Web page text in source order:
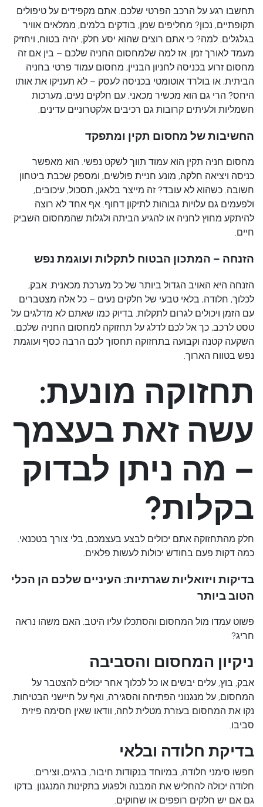
תחשבו רגע על הרכב הפרטי שלכם. אתם מקפידים על טיפולים
תקופתיים, נכון? מחליפים שמן, בודקים בלמים, ממלאים אוויר
בגלגלים. למה? כי אתם רוצים שהוא יסע חלק, יהיה בטוח, ויחזיק
מעמד לאורך זמן. אז למה שלמחסום החניה שלכם – בין אם זה
מחסום זרוע בכניסה לחניון הבניין, מחסום עמוד פרטי בחניה
הביתית, או בולרד אוטומטי בכניסה לעסק – לא תעניקו את אותו
היחס? הרי גם הוא מכשיר מכאני, עם חלקים נעים, מערכות
חשמליות ולעיתים קרובות גם רכיבים אלקטרוניים עדינים.
החשיבות של מחסום תקין ומתפקד
מחסום חניה תקין הוא עמוד תווך לשקט נפשי. הוא מאפשר
כניסה ויציאה חלקה, מונע חניית פולשים, ומספק שכבת ביטחון
חשובה. כשהוא לא עובד? זה מייצר בלאגן, תסכול, עיכובים,
ולפעמים גם עלויות גבוהות לתיקון דחוף. אף אחד לא רוצה
להיתקע מחוץ לחניה או להגיע הביתה ולגלות שהמחסום השביק
חיים.
הזנחה – המתכון הבטוח לתקלות ועוגמת נפש
הזנחה היא האויב הגדול ביותר של כל מערכת מכאנית. אבק,
לכלוך, חלודה, בלאי טבעי של חלקים נעים – כל אלה מצטברים
עם הזמן ויכולים לגרום לתקלות. בדיוק כמו שאתם לא מדלגים על
טסט לרכב, כך אל לכם לדלג על תחזוקה למחסום החניה שלכם.
השקעה קטנה וקבועה בתחזוקה תחסוך לכם הרבה כסף ועוגמת
נפש בטווח הארוך.
תחזוקה מונעת:
עשה זאת בעצמך
– מה ניתן לבדוק
בקלות?
חלק מהתחזוקה אתם יכולים לבצע בעצמכם, בלי צורך בטכנאי.
כמה דקות פעם בחודש יכולות לעשות פלאים.
בדיקות ויזואליות שגרתיות: העיניים שלכם הן הכלי
הטוב ביותר
פשוט עמדו מול המחסום והסתכלו עליו היטב. האם משהו נראה
חריג?
ניקיון המחסום והסביבה
אבק, בוץ, עלים יבשים או כל לכלוך אחר יכולים להצטבר על
המחסום, על מנגנוני הפתיחה והסגירה, ואף על חיישני הבטיחות.
נקו את המחסום בעזרת מטלית לחה, וודאו שאין חסימה פיזית
סביבו.
בדיקת חלודה ובלאי
חפשו סימני חלודה, במיוחד בנקודות חיבור, ברגים, וצירים.
חלודה יכולה להחליש את המבנה ולפגוע בתקינות המנגנון. בדקו
גם אם יש חלקים רופפים או שחוקים.